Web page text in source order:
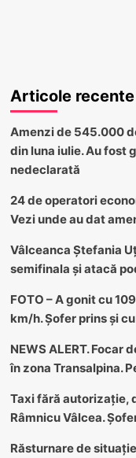
Articole recente
Amenzi de 545.000
din luna iulie. Au fost
nedeclarată
24 de operatori
Vezi unde au dat
Vâlceanca Ștefania
semifinala și atacă
FOTO – A gonit cu
km/h. Șofer prins și
NEWS ALERT. Focar
în zona Transalpina.
Taxi fără autorizație,
Râmnicu Vâlcea.
Răsturnare de